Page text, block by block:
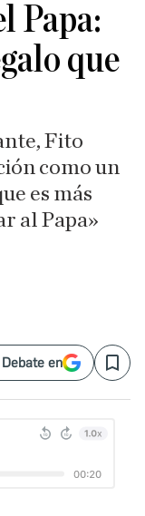
Papa:
que
Fito
como un
es más
al Papa»
en Save